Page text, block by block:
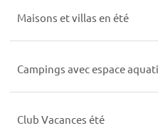
Maisons et villas en été
Campings avec espace
Club Vacances été